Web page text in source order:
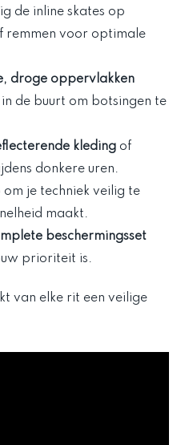
de inline skates op
remmen voor optimale
droge oppervlakken
de buurt om botsingen te
kleding of
donkere uren.
je techniek veilig te
maakt.
beschermingsset
prioriteit is.
van elke rit een veilige